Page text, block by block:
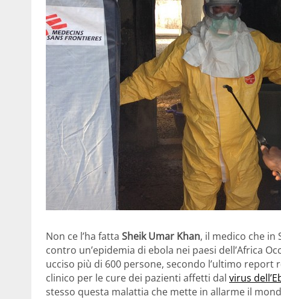
Non ce l’ha fatta Sheik Umar Khan, il medico che in
contro un’epidemia di ebola nei paesi dell’Africa
ucciso più di 600 persone, secondo l’ultimo report
clinico per le cure dei pazienti affetti dal virus
stesso questa malattia che mette in allarme il